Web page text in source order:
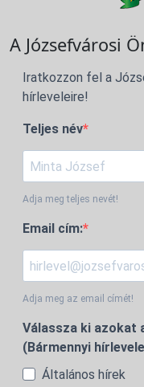
A Józsefvárosi
Iratkozzon fel a
hírleveleire!
Teljes név
Adja meg teljes nevét!
Email cím:
Adja meg az email címét!
Válassza ki azokat
(Bármennyi
Általános hírek